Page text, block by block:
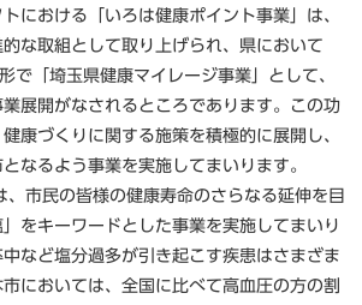
における「いろは健康ポイント事業」は、
な取組として取り上げられ、県において
で「埼玉県健康マイレージ事業」として、
展開がなされるところであります。この功
康づくりに関する施策を積極的に展開し、
なるよう事業を実施してまいります。
市民の皆様の健康寿命のさらなる延伸を目
をキーワードとした事業を実施してまいり
など塩分過多が引き起こす疾患はさまざま
においては、全国に比べて高血圧の方の割